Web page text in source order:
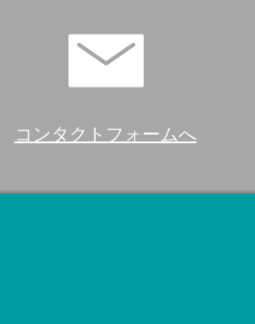
コンタクトフォームへ